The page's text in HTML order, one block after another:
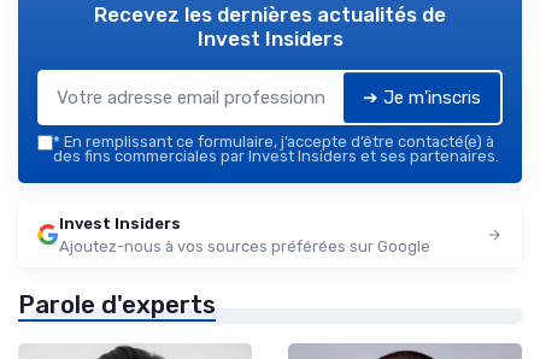
Recevez les dernières actualités de
Invest Insiders
➔ Je m'inscris
* En remplissant ce formulaire, j’accepte d’être contacté(e) à
des fins commerciales par Invest Insiders et ses partenaires.
Invest Insiders
Ajoutez-nous à vos sources préférées sur Google
Parole d'experts